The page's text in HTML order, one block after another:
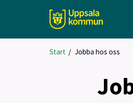
Start / Jobba hos oss